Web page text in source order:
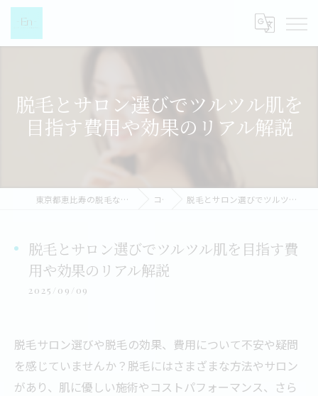
脱毛とサロン選びでツルツル肌を
目指す費用や効果のリアル解説
東京都恵比寿の脱毛なら都度払い脱毛女性専門店-EN- コラム 脱毛とサロン選びでツルツル肌を目指す費用や効果のリアル解説
脱毛とサロン選びでツルツル肌を目指す費
用や効果のリアル解説
2025/09/09
脱毛サロン選びや脱毛の効果、費用について不安や疑問
を感じていませんか？脱毛にはさまざまな方法やサロン
があり、肌に優しい施術やコストパフォーマンス、さら